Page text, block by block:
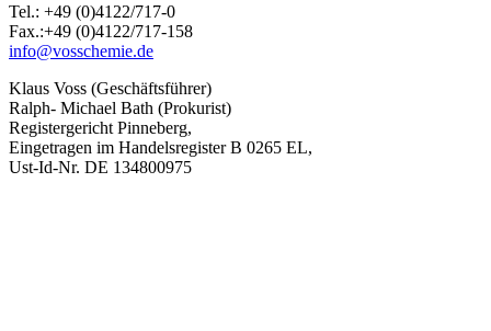
Tel.: +49 (0)4122/717-0
Fax.:+49 (0)4122/717-158
info@vosschemie.de
Klaus Voss (Geschäftsführer)
Ralph- Michael Bath (Prokurist)
Registergericht Pinneberg,
Eingetragen im Handelsregister B 0265 EL,
Ust-Id-Nr. DE 134800975